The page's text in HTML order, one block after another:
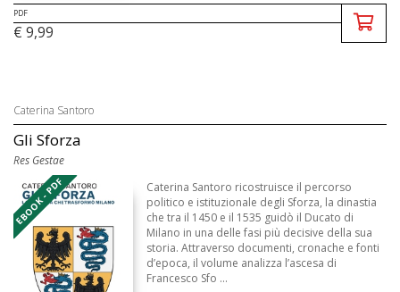
PDF
€ 9,99
Caterina Santoro
Gli Sforza
Res Gestae
EBOOK - PDF
Caterina Santoro ricostruisce il percorso
politico e istituzionale degli Sforza, la dinastia
che tra il 1450 e il 1535 guidò il Ducato di
Milano in una delle fasi più decisive della sua
storia. Attraverso documenti, cronache e fonti
d’epoca, il volume analizza l’ascesa di
Francesco Sfo ...